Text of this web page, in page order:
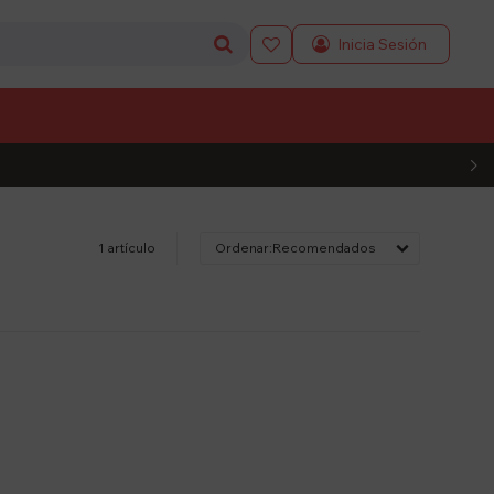

1 artículo Recomendados